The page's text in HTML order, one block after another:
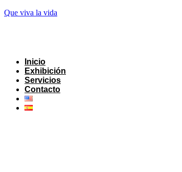
Que viva la vida
Inicio
Exhibición
Servicios
Contacto